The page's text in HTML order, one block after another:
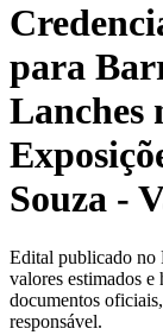
para
Lanches
Souza -
Edital publicado no
valores estimados
documentos
responsável.